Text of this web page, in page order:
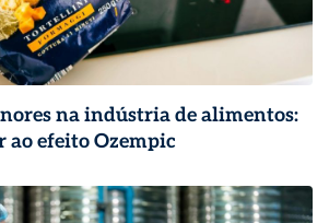
na indústria de alimentos:
ao efeito Ozempic